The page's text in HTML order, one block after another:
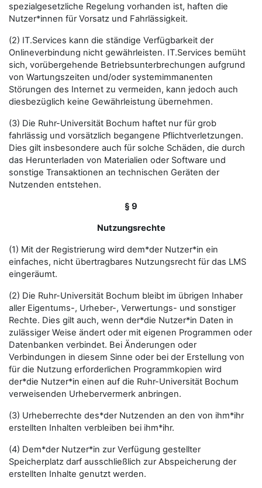
spezialgesetzliche Regelung vorhanden ist, haften die
Nutzer*innen für Vorsatz und Fahrlässigkeit.
(2) IT.Services kann die ständige Verfügbarkeit der
Onlineverbindung nicht gewährleisten. IT.Services bemüht
sich, vorübergehende Betriebsunterbrechungen aufgrund
von Wartungszeiten und/oder systemimmanenten
Störungen des Internet zu vermeiden, kann jedoch auch
diesbezüglich keine Gewährleistung übernehmen.
(3) Die Ruhr-Universität Bochum haftet nur für grob
fahrlässig und vorsätzlich begangene Pflichtverletzungen.
Dies gilt insbesondere auch für solche Schäden, die durch
das Herunterladen von Materialien oder Software und
sonstige Transaktionen an technischen Geräten der
Nutzenden entstehen.
§ 9
Nutzungsrechte
(1) Mit der Registrierung wird dem*der Nutzer*in ein
einfaches, nicht übertragbares Nutzungsrecht für das LMS
eingeräumt.
(2) Die Ruhr-Universität Bochum bleibt im übrigen Inhaber
aller Eigentums-, Urheber-, Verwertungs- und sonstiger
Rechte. Dies gilt auch, wenn der*die Nutzer*in Daten in
zulässiger Weise ändert oder mit eigenen Programmen oder
Datenbanken verbindet. Bei Änderungen oder
Verbindungen in diesem Sinne oder bei der Erstellung von
für die Nutzung erforderlichen Programmkopien wird
der*die Nutzer*in einen auf die Ruhr-Universität Bochum
verweisenden Urhebervermerk anbringen.
(3) Urheberrechte des*der Nutzenden an den von ihm*ihr
erstellten Inhalten verbleiben bei ihm*ihr.
(4) Dem*der Nutzer*in zur Verfügung gestellter
Speicherplatz darf ausschließlich zur Abspeicherung der
erstellten Inhalte genutzt werden.